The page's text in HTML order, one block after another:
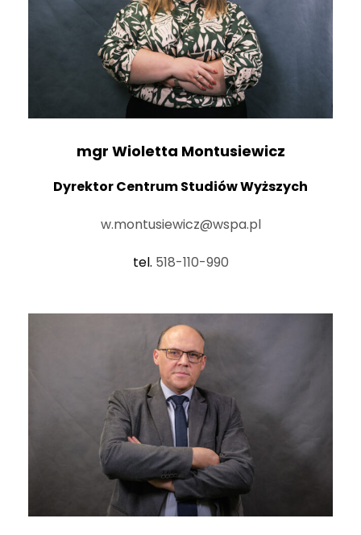
mgr Wioletta Montusiewicz
Dyrektor Centrum Studiów Wyższych
w.montusiewicz@wspa.pl
tel. 518-110-990